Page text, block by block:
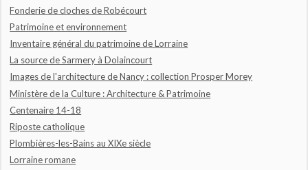
Fonderie de cloches de Robécourt
Patrimoine et environnement
Inventaire général du patrimoine de Lorraine
La source de Sarmery à Dolaincourt
Images de l'architecture de Nancy : collection Prosper Morey
Ministère de la Culture : Architecture & Patrimoine
Centenaire 14-18
Riposte catholique
Plombières-les-Bains au XIXe siècle
Lorraine romane